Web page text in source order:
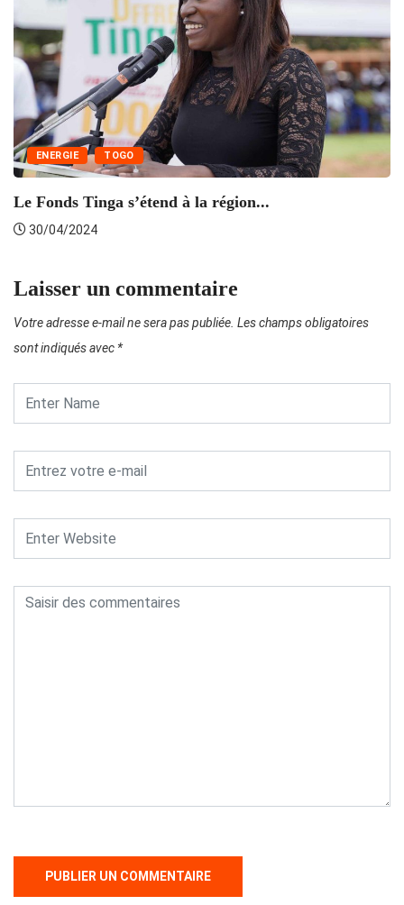
ENERGIE TOGO
Le Fonds Tinga s’étend à la région...
30/04/2024
Laisser un commentaire
Votre adresse e-mail ne sera pas publiée. Les champs obligatoires
sont indiqués avec *